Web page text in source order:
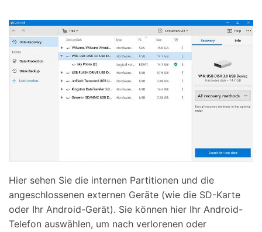
Hier sehen Sie die internen Partitionen und die
angeschlossenen externen Geräte (wie die SD-Karte
oder Ihr Android-Gerät). Sie können hier Ihr Android-
Telefon auswählen, um nach verlorenen oder